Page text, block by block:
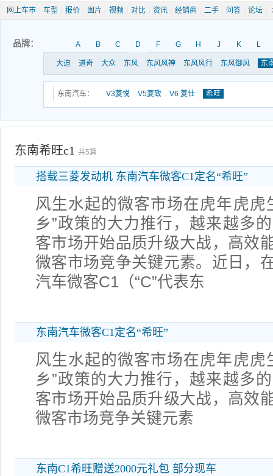
网上车市 车型 报价 图片 视频 对比 资讯 经销商 二手 问答 论坛
品牌： A B C D F G H J K L
大迪 道奇 大众 东风 东风风神 东风风行 东风御风 东
东南汽车： V3菱悦 V5菱致 V6 菱仕 希旺
东南希旺c1 共5篇
搭载三菱发动机 东南汽车微客C1定名“希旺”
风生水起的微客市场在虎年虎虎
乡”政策的大力推行，越来越多
客市场开始品质升级大战，高效
微客市场竞争关键元素。近日，
汽车微客C1（“C”代表东
东南汽车微客C1定名“希旺”
风生水起的微客市场在虎年虎虎
乡”政策的大力推行，越来越多
客市场开始品质升级大战，高效
微客市场竞争关键元素
东南C1希旺赠送2000元礼包 部分现车